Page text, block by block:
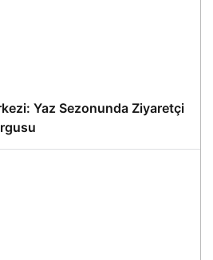
Yaz Sezonunda Ziyaretçi